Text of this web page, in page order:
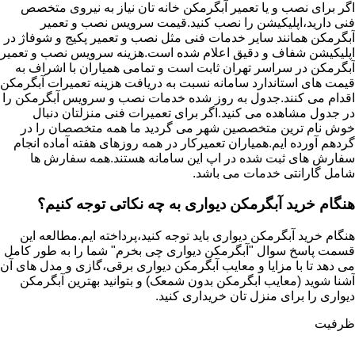
اگر برای نصب و یا تعمیر آبگرمکن خانه تان نیاز به نیروی متخصص
فنی دارید،اپلیکیشن را نصب کنید.قیمت سرویس نصب و تعمیر
آبگرمکن همانند سایر خدمات فنی مثل نصب و تعمیر پکیج و شوفاژ در
اپلیکیشن شفاف و دقیق اعلام شده است.هزینه سرویس نصب و تعمیر
آبگرمکن در سراسر تهران ثابت است و تمامی همیاران با اشراف به
قیمت های استاندارد سامانه نسبت به دریافت هزینه تعمیرات آبگرمکن
اقدام می کنند.جدول به روز شده خدمات نصب و سرویس آبگرمکن را
در جدول مشاهده می کنید.اگر برای تعمیرات فنی منزلتان دنبال
خوش نام ترین متخصصین شهر می گردید ما همه متخصصان را در
گردهم آورده ایم.همیاران تعمیرکار در همه روزهای هفته آماده انجام
سفارش های ثبت شده در اپ این سامانه هستند.همه سفارش ها
شامل گارانتی خدمات می باشد.
هنگام خرید آبگرمکن دیواری به چه نکاتی توجه کنیم؟
هنگام خرید آبگرمکن دیواری باید توجه کنید،پرداخته ایم.مطالعه این
قسمت پاسخ سوال "آبگرمکن دیواری چی بخرم" شما را به طور کامل
می دهد تا با مزایا و معایب آبگرمکن دیواری برقی،گازی و مدل های آن
آشنا شوید (معایب ابگرمکن بدون شمعک) و بتوانید بهترین آبگرمکن
دیواری را برای منزل تان خریداری کنید.
ظرفیت